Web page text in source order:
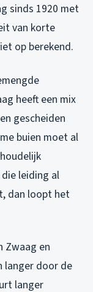
sinds 1920 met
van korte
op berekend.
heeft een mix
gescheiden
buien moet al
leiding al
dan loopt het
Zwaag en
langer door de
langer